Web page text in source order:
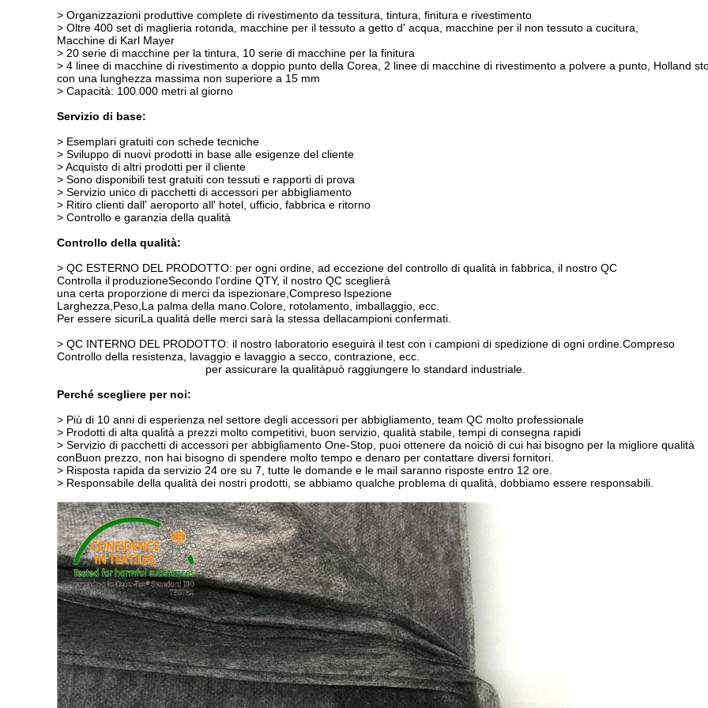
> Organizzazioni produttive complete di rivestimento da tessitura, tintura, finitura e rivestimento
> Oltre 400 set di maglieria rotonda, macchine per il tessuto a getto d' acqua, macchine per il non tessuto a cucitura,
Macchine di Karl Mayer
> 20 serie di macchine per la tintura, 10 serie di macchine per la finitura
> 4 linee di macchine di rivestimento a doppio punto della Corea, 2 linee di macchine di rivestimento a polvere a punto, Holland
con una lunghezza massima non superiore a 15 mm
> Capacità: 100.000 metri al giorno
Servizio di base:
> Esemplari gratuiti con schede tecniche
> Sviluppo di nuovi prodotti in base alle esigenze del cliente
> Acquisto di altri prodotti per il cliente
> Sono disponibili test gratuiti con tessuti e rapporti di prova
> Servizio unico di pacchetti di accessori per abbigliamento
> Ritiro clienti dall' aeroporto all' hotel, ufficio, fabbrica e ritorno
> Controllo e garanzia della qualità
Controllo della qualità:
> QC ESTERNO DEL PRODOTTO: per ogni ordine, ad eccezione del controllo di qualità in fabbrica, il nostro QC
Controlla il produzioneSecondo l'ordine QTY, il nostro QC sceglierà
una certa proporzionedi merci da ispezionare, Compreso Ispezione
Larghezza Peso, La palma della mano. Colore, rotolamento, imballaggio, ecc.
Per essere sicuriLa qualità delle merci sarà la stessa dellacampioni confermati.
> QC INTERNO DEL PRODOTTO: il nostro laboratorio eseguirà il test con i campioni di spedizione di ogni ordine. Compreso
Controllo della resistenza, lavaggio e lavaggio a secco, contrazione, ecc.
per assicurare la qualitàpuò raggiungere lo standard industriale.
Perché scegliere per noi:
> Più di 10 anni di esperienza nel settore degli accessori per abbigliamento, team QC molto professionale
> Prodotti di alta qualità a prezzi molto competitivi, buon servizio, qualità stabile, tempi di consegna rapidi
> Servizio di pacchetti di accessori per abbigliamento One-Stop, puoi ottenere da noiciò di cui hai bisogno per la migliore qualità
conBuon prezzo, non hai bisogno di spendere molto tempo e denaro per contattare diversi fornitori.
> Risposta rapida da servizio 24 ore su 7, tutte le domande e le mail saranno risposte entro 12 ore.
> Responsabile della qualità dei nostri prodotti, se abbiamo qualche problema di qualità, dobbiamo essere responsabili.